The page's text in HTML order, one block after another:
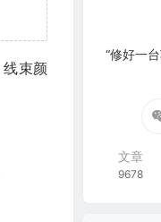
束颜
“修好一
文章
9678